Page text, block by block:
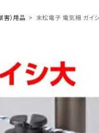
害）用品 末松電子 電気柵 ガイ